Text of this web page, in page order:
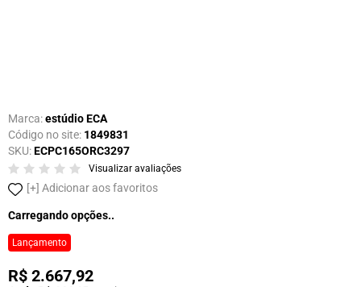
Marca:estúdio ECA
Código no site: 1849831
SKU:ECPC165ORC3297
Visualizar avaliações
Adicionar aos favoritos
Carregando opções..
Lançamento
R$ 2.667,92